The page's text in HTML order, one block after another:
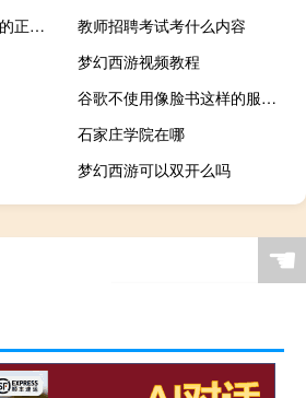
什么是十字绣，十字绣的正确绣法是怎样绣的？
教师招聘考试考什么内容
梦幻西游视频教程
谷歌不使用像脸书这样的服务来保存用户数据
石家庄学院在哪
梦幻西游可以双开么吗
☚